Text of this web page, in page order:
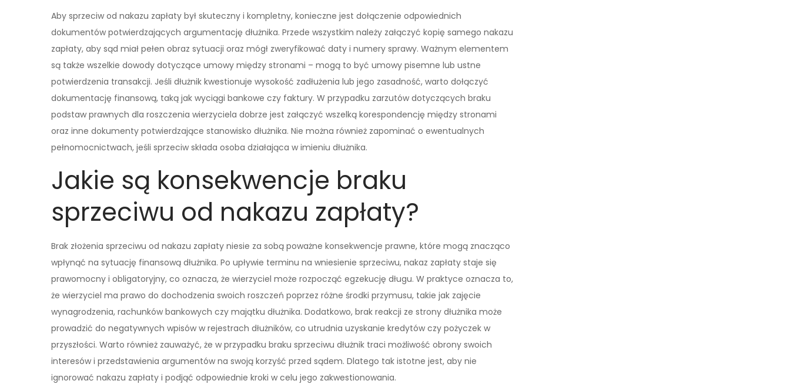
Aby sprzeciw od nakazu zapłaty był skuteczny i kompletny, konieczne jest dołączenie odpowiednich
dokumentów potwierdzających argumentację dłużnika. Przede wszystkim należy załączyć kopię samego nakazu
zapłaty, aby sąd miał pełen obraz sytuacji oraz mógł zweryfikować daty i numery sprawy. Ważnym elementem
są także wszelkie dowody dotyczące umowy między stronami – mogą to być umowy pisemne lub ustne
potwierdzenia transakcji. Jeśli dłużnik kwestionuje wysokość zadłużenia lub jego zasadność, warto dołączyć
dokumentację finansową, taką jak wyciągi bankowe czy faktury. W przypadku zarzutów dotyczących braku
podstaw prawnych dla roszczenia wierzyciela dobrze jest załączyć wszelką korespondencję między stronami
oraz inne dokumenty potwierdzające stanowisko dłużnika. Nie można również zapominać o ewentualnych
pełnomocnictwach, jeśli sprzeciw składa osoba działająca w imieniu dłużnika.
Jakie są konsekwencje braku
sprzeciwu od nakazu zapłaty?
Brak złożenia sprzeciwu od nakazu zapłaty niesie za sobą poważne konsekwencje prawne, które mogą znacząco
wpłynąć na sytuację finansową dłużnika. Po upływie terminu na wniesienie sprzeciwu, nakaz zapłaty staje się
prawomocny i obligatoryjny, co oznacza, że wierzyciel może rozpocząć egzekucję długu. W praktyce oznacza to,
że wierzyciel ma prawo do dochodzenia swoich roszczeń poprzez różne środki przymusu, takie jak zajęcie
wynagrodzenia, rachunków bankowych czy majątku dłużnika. Dodatkowo, brak reakcji ze strony dłużnika może
prowadzić do negatywnych wpisów w rejestrach dłużników, co utrudnia uzyskanie kredytów czy pożyczek w
przyszłości. Warto również zauważyć, że w przypadku braku sprzeciwu dłużnik traci możliwość obrony swoich
interesów i przedstawienia argumentów na swoją korzyść przed sądem. Dlatego tak istotne jest, aby nie
ignorować nakazu zapłaty i podjąć odpowiednie kroki w celu jego zakwestionowania.